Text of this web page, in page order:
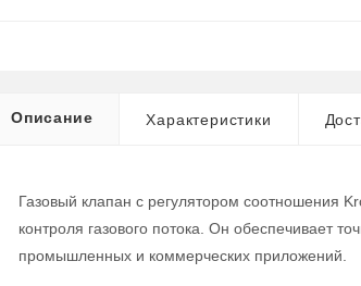
Описание Характеристики
Газовый клапан с регулятором соотношения
контроля газового потока. Он обеспечивает
промышленных и коммерческих приложений.